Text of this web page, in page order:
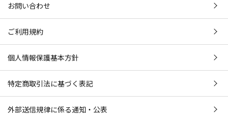
お問い合わせ
ご利用規約
個人情報保護基本方針
特定商取引法に基づく表記
外部送信規律に係る通知・公表